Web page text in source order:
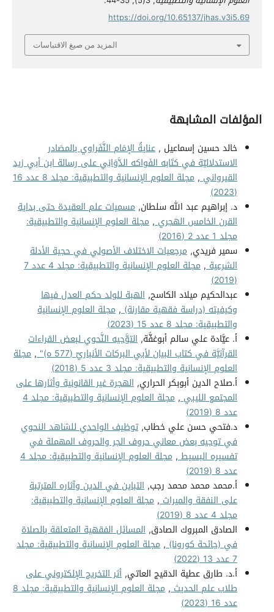
https://doi.org/10.65137/jhas.v3i5.69
المزيد من صيغ الاقتباسات
المؤلفات المشابهة
خالد حسين إسماعيل , عنايةُ الإمَام النَّفَراوي بالمصَادر
الاستدلاليّة في كتَابه الفَواكه الدَّوَانِي على رسالة ابن أبي زيد
القيرواني,
مجلة العلوم الإنسانية والتطبيقية: مجلد 8 عدد 16
(2023)
د. إبراهيم عبد الله سلطان, مسميات علم العقيدة حتى بداية
القرن الخامس الهجري, مجلة العلوم الإنسانية والتطبيقية:
مجلد 1 عدد 2 (2016)
سمير فريدي, مرجعيات الاختلاف الأصولي في حجية الأدلة
الشرعية,
مجلة العلوم الإنسانية والتطبيقية: مجلد 4 عدد 7
(2019)
عبدالحكيم ميلاد الكاسح, الهبة للولد حكم العدل فيها
وكيفيته (دراسة فقهية مقارنة), مجلة العلوم الإنسانية
والتطبيقية: مجلد 8 عدد 15 (2023)
أ. عيَّادة علي سالم أبوغفَّة, التوَّجيه النَّحوي لبعض القراءات
القرآنيَّة في كتاب البيان لأبي البركات الأنباريّ (577 ه)"
, مجلة
العلوم الإنسانية والتطبيقية: مجلد 3 عدد 5 (2018)
أ.صلاح الدين أبوبكر الحراري, الهجرة غير القانونية وأثارها على
المجتمع الليبي,
مجلة العلوم الإنسانية والتطبيقية: مجلد 4
عدد 8 (2019)
د.فتحي حسن علي خطاب, توظيف الواحدي للشاهد النحوي
في توجيه بعض معاني حروف الجر والحروف المهملة في
تفسيره البسيط,
مجلة العلوم الإنسانية والتطبيقية: مجلد 4
عدد 8 (2019)
أ.محمد محمد محمد رجب, التباين في الدين وآثاره المترتبة
على النفقة والميراث, مجلة العلوم الإنسانية والتطبيقية:
مجلد 4 عدد 8 (2019)
الصادق المبروك الصادق, المسائل الفقهية المتعلقة بالصلاة
في (جائحة كورونا), مجلة العلوم الإنسانية والتطبيقية: مجلد
7 عدد 13 (2022)
أ.د. طارق عطية الدقيج العاتي, أثر التخريج الإلكتروني على
طلاب علم الحديث,
مجلة العلوم الإنسانية والتطبيقية: مجلد 8
عدد 16 (2023)